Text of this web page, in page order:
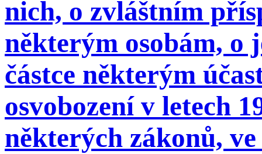
nich, o zvláštním
některým osobám, o
částce některým
osvobození v letech
některých zákonů,